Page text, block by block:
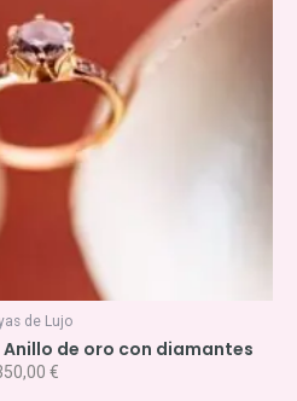
de Lujo
| Anillo de oro con diamantes
€